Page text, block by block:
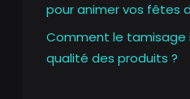
pour animer vos fêtes
Comment le tamisage
qualité des produits ?